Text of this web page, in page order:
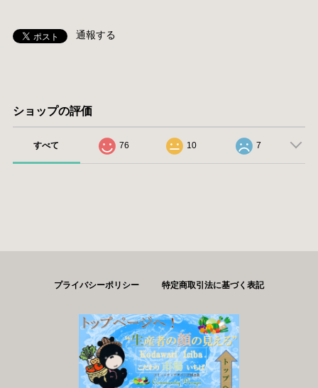
通報する
ショップの評価
すべて 76 10 7
プライバシーポリシー 特定商取引法に基づく表記